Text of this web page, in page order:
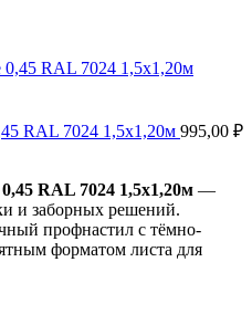
RAL 7024 1,5х1,20м 995,00 ₽
RAL 7024 1,5х1,20м —
и заборных решений.
профнастил с тёмно-
форматом листа для